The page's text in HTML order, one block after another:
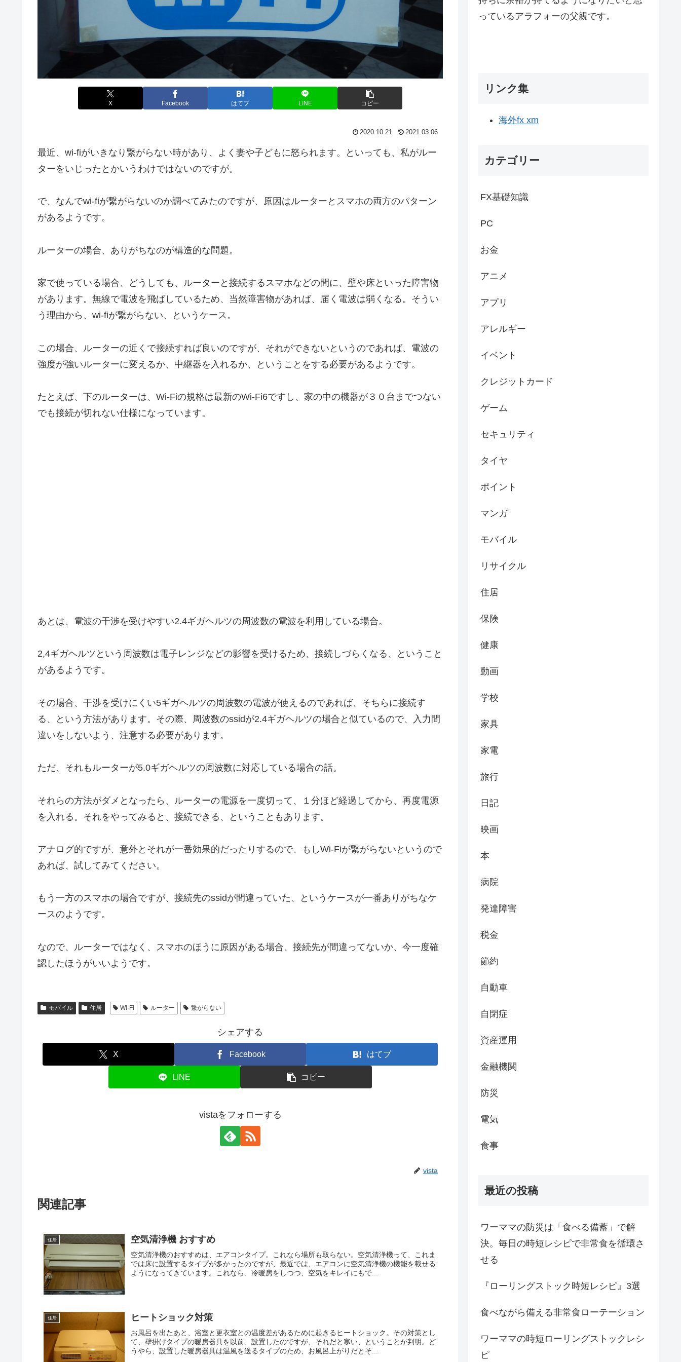
X Facebook はてブ LINE コピー
2020.10.21 2021.03.06
最近、wi-fiがいきなり繋がらない時があり、よく妻や子どもに怒られます。といっても、私がルー
ターをいじったとかいうわけではないのですが。
で、なんでwi-fiが繋がらないのか調べてみたのですが、原因はルーターとスマホの両方のパターン
があるようです。
ルーターの場合、ありがちなのが構造的な問題。
家で使っている場合、どうしても、ルーターと接続するスマホなどの間に、壁や床といった障害物
があります。無線で電波を飛ばしているため、当然障害物があれば、届く電波は弱くなる。そうい
う理由から、wi-fiが繋がらない、というケース。
この場合、ルーターの近くで接続すれば良いのですが、それができないというのであれば、電波の
強度が強いルーターに変えるか、中継器を入れるか、ということをする必要があるようです。
たとえば、下のルーターは、Wi-Fiの規格は最新のWi-Fi6ですし、家の中の機器が３０台までつない
でも接続が切れない仕様になっています。
あとは、電波の干渉を受けやすい2.4ギガヘルツの周波数の電波を利用している場合。
2,4ギガヘルツという周波数は電子レンジなどの影響を受けるため、接続しづらくなる、ということ
があるようです。
その場合、干渉を受けにくい5ギガヘルツの周波数の電波が使えるのであれば、そちらに接続す
る、という方法があります。その際、周波数のssidが2.4ギガヘルツの場合と似ているので、入力間
違いをしないよう、注意する必要があります。
ただ、それもルーターが5.0ギガヘルツの周波数に対応している場合の話。
それらの方法がダメとなったら、ルーターの電源を一度切って、１分ほど経過してから、再度電源
を入れる。それをやってみると、接続できる、ということもあります。
アナログ的ですが、意外とそれが一番効果的だったりするので、もしWi-Fiが繋がらないというので
あれば、試してみてください。
もう一方のスマホの場合ですが、接続先のssidが間違っていた、というケースが一番ありがちなケ
ースのようです。
なので、ルーターではなく、スマホのほうに原因がある場合、接続先が間違ってないか、今一度確
認したほうがいいようです。
モバイル 住居 Wi-Fi ルーター 繋がらない
シェアする
X Facebook はてブ
LINE コピー
vistaをフォローする
vista
関連記事
住居 空気清浄機 おすすめ
空気清浄機のおすすめは、エアコンタイプ。これなら場所も取らない。空気清浄機って、これま
では床に設置するタイプが多かったのですが、最近では、エアコンに空気清浄機の機能を載せる
ようになってきています。これなら、冷暖房をしつつ、空気をキレイにもで...
住居 ヒートショック対策
お風呂を出たあと、浴室と更衣室との温度差があるために起きるヒートショック。その対策とし
て、壁掛けタイプの暖房器具を以前、設置したのですが、それだと寒い、ということが判明。ど
うやら、設置した暖房器具は温風を送るタイプのため、お風呂上がりだとそ...
っているアラフォーの父親です。
リンク集
海外fx xm
カテゴリー
FX基礎知識
PC
お金
アニメ
アプリ
アレルギー
イベント
クレジットカード
ゲーム
セキュリティ
タイヤ
ポイント
マンガ
モバイル
リサイクル
住居
保険
健康
動画
学校
家具
家電
旅行
日記
映画
本
病院
発達障害
税金
節約
自動車
自閉症
資産運用
金融機関
防災
電気
食事
最近の投稿
ワーママの防災は「食べる備蓄」で解
決。毎日の時短レシピで非常食を循環さ
せる
『ローリングストック時短レシピ』3選
食べながら備える非常食ローテーション
ワーママの時短ローリングストックレシ
ピ